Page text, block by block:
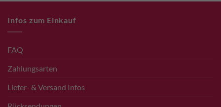
Infos zum Einkauf
FAQ
Zahlungsarten
Liefer- & Versand Infos